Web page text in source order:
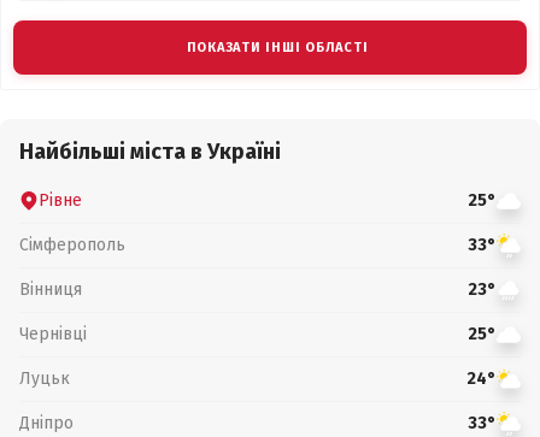
ПОКАЗАТИ ІНШІ ОБЛАСТІ
Найбільші міста в Україні
Рівне 25°
Сімферополь 33°
Вінниця 23°
Чернівці 25°
Луцьк 24°
Дніпро 33°